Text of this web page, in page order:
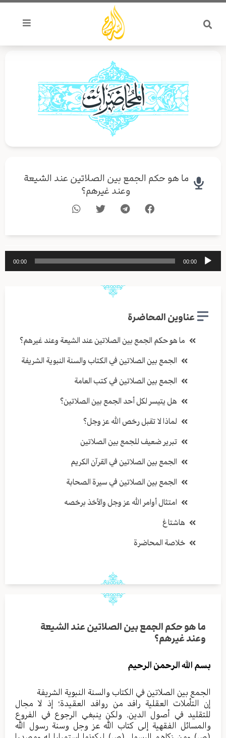
تخطي
المحتوى
ما هو حكم الجمع بين الصلاتين عند الشيعة
وعند غيرهم؟
مشغل
الصوت
00:00
00:00
عناوين المحاضرة
ما هو حكم الجمع بين الصلاتين عند الشيعة وعند غيرهم؟
الجمع بين الصلاتين في الكتاب والسنة النبوية الشريفة
الجمع بين الصلاتين في كتب العامة
هل يتيسر لكل أحد الجمع بين الصلاتين؟
لماذا لا تقبل رخص الله عز وجل؟
تبرير ضعيف للجمع بين الصلاتين
الجمع بين الصلاتين في القرآن الكريم
الجمع بين الصلاتين في سيرة الصحابة
امتثال أوامر الله عز وجل والأخذ برخصه
هاشتاغ
خلاصة المحاضرة
ما هو حكم الجمع بين الصلاتين عند الشيعة
وعند غيرهم؟
بسم الله الرحمن الرحيم
الجمع بين الصلاتين في الكتاب والسنة النبوية الشريفة
إن التأملات العقلية رافد من روافد العقيدة؛ إذ لا مجال
للتقليد في أصول الدين. ولكن ينبغي الرجوع في الفروع
والمسائل الفقهية إلى كتاب الله عز وجل وسنة رسول الله